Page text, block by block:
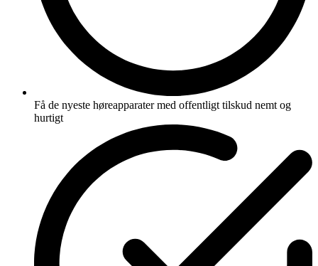
Få de nyeste høreapparater med offentligt tilskud nemt og
hurtigt